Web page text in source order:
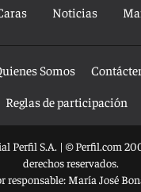
Noticias
Somos
Reglas de participación
Perfil S.A. | © Perfil.com
derechos reservados.
responsable: María José